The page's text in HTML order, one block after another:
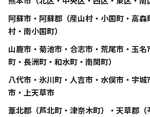
阿蘇市・阿蘇郡（産山村・小国町・高
村・南小国町）
山鹿市・菊池市・合志市・荒尾市・玉名
町・長洲町・和水町・南関町）
八代市・氷川町・人吉市・水俣市・宇城
市・上天草市
葦北郡（芦北町・津奈木町）・天草郡